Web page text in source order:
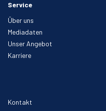
Service
Über uns
Mediadaten
Unser Angebot
Karriere
Kontakt